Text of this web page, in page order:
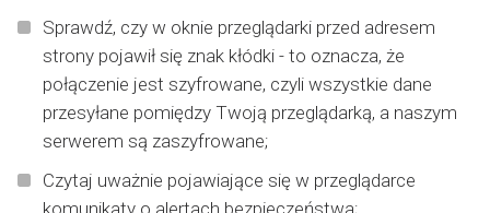
Sprawdź, czy w oknie przeglądarki przed adresem
strony pojawił się znak kłódki - to oznacza, że
połączenie jest szyfrowane, czyli wszystkie dane
przesyłane pomiędzy Twoją przeglądarką, a naszym
serwerem są zaszyfrowane;
Czytaj uważnie pojawiające się w przeglądarce
komunikaty o alertach bezpieczeństwa;